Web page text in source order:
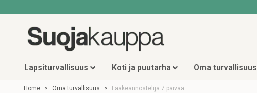
Lapsiturvallisuus Koti ja puutarha Oma turvallisuus
Home Oma turvallisuus Lääkeannostelija 7 päivää